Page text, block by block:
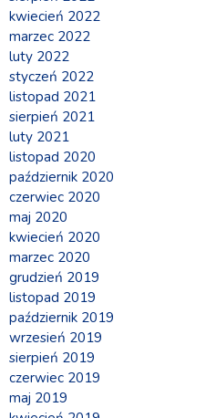
kwiecień 2022
marzec 2022
luty 2022
styczeń 2022
listopad 2021
sierpień 2021
luty 2021
listopad 2020
październik 2020
czerwiec 2020
maj 2020
kwiecień 2020
marzec 2020
grudzień 2019
listopad 2019
październik 2019
wrzesień 2019
sierpień 2019
czerwiec 2019
maj 2019